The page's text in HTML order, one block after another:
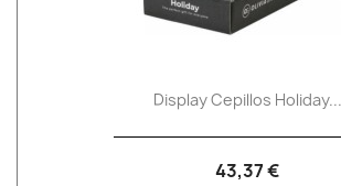
Display Cepillos Holiday...
43,37 €